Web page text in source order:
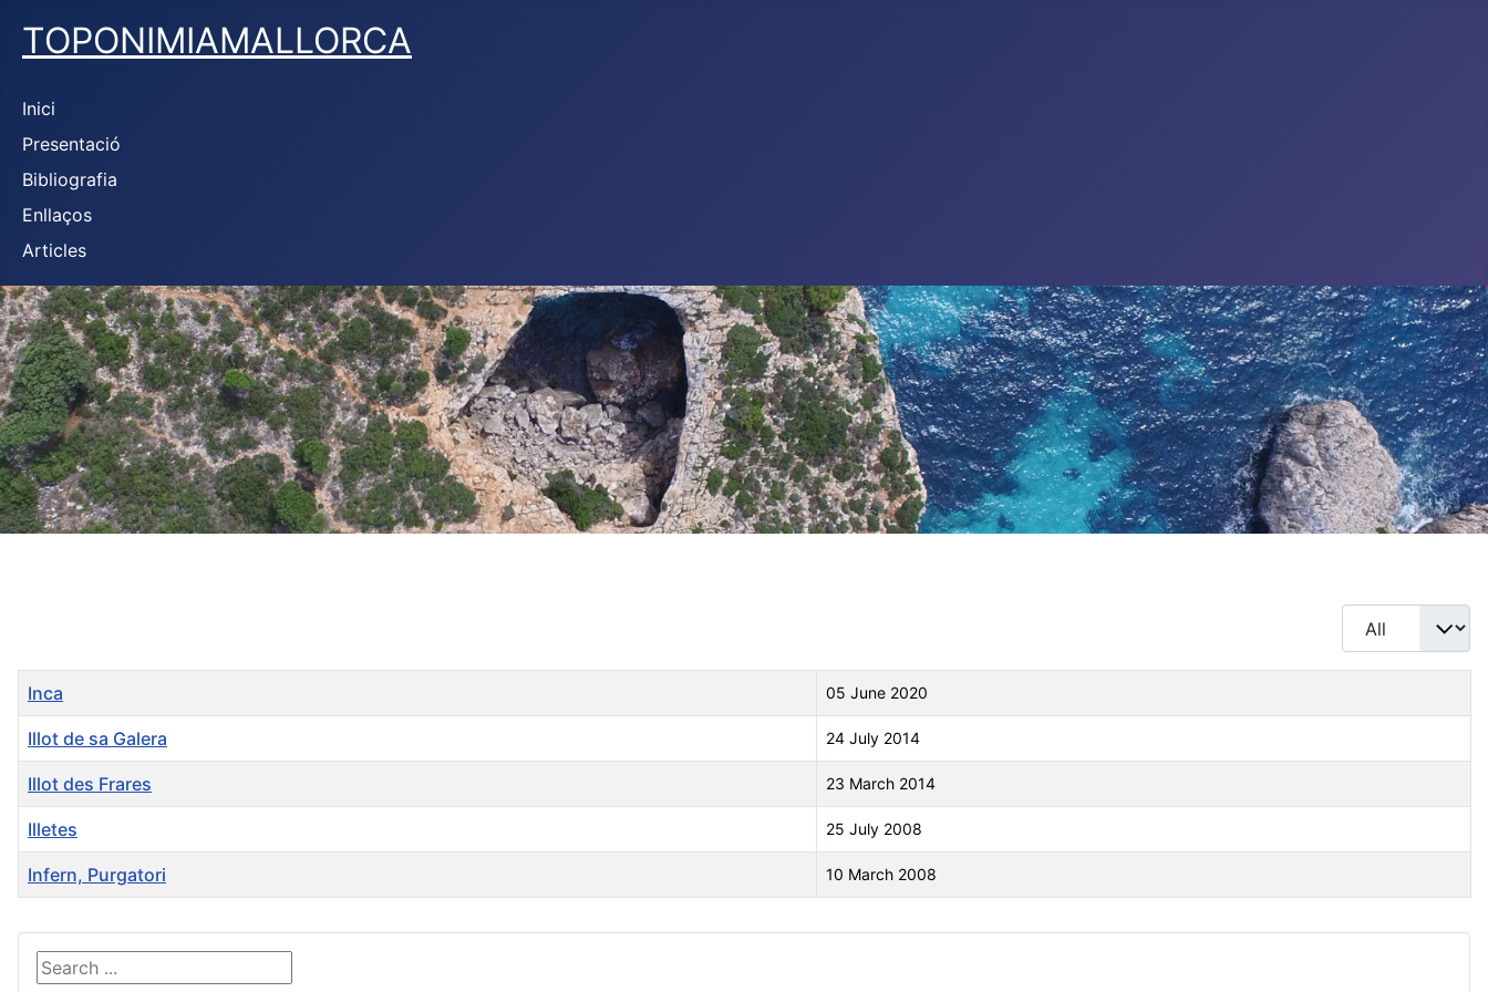
TOPONIMIAMALLORCA
Inici
Presentació
Bibliografia
Enllaços
Articles
Display #
Title
Inca 05 June 2020
Illot de sa Galera 24 July 2014
Illot des Frares 23 March 2014
Illetes 25 July 2008
Infern, Purgatori 10 March 2008
Search ...